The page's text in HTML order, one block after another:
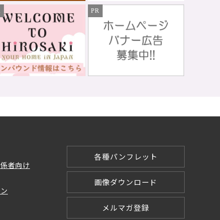
PR
者向け
各種パンフレット
画像ダウンロード
メルマガ登録